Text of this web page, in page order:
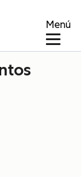
Menú